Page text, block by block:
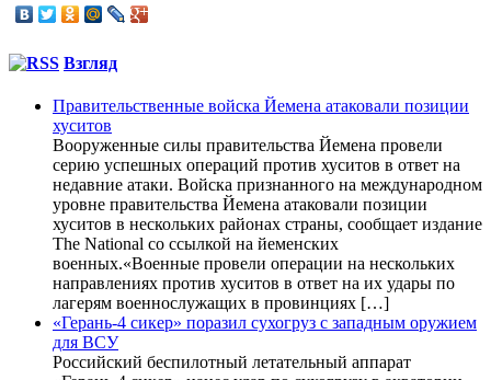
Взгляд
Правительственные войска Йемена атаковали позиции
хуситов
Вооруженные силы правительства Йемена провели
серию успешных операций против хуситов в ответ на
недавние атаки. Войска признанного на международном
уровне правительства Йемена атаковали позиции
хуситов в нескольких районах страны, сообщает издание
The National со ссылкой на йеменских
военных.«Военные провели операции на нескольких
направлениях против хуситов в ответ на их удары по
лагерям военнослужащих в провинциях […]
«Герань-4 сикер» поразил сухогруз с западным оружием
для ВСУ
Российский беспилотный летательный аппарат